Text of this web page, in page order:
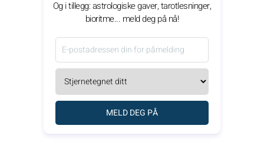
Og i tillegg: astrologiske gaver, tarotlesninger,
bioritme... meld deg på nå!
MELD DEG PÅ